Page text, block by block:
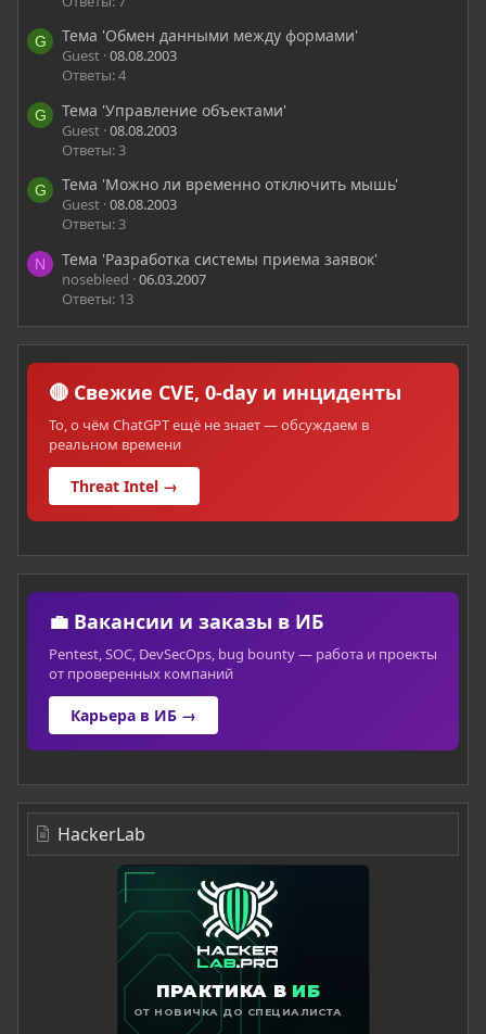
G Тема 'Обмен данными между формами'
Guest 08.08.2003
Ответы: 4
G Тема 'Управление объектами'
Guest 08.08.2003
Ответы: 3
G Тема 'Можно ли временно отключить мышь'
Guest 08.08.2003
Ответы: 3
N Тема 'Разработка системы приема заявок'
nosebleed 06.03.2007
Ответы: 13
🔴 Свежие CVE, 0-day и инциденты
То, о чём ChatGPT ещё не знает — обсуждаем в
реальном времени
Threat Intel →
💼 Вакансии и заказы в ИБ
Pentest, SOC, DevSecOps, bug bounty — работа и проекты
от проверенных компаний
Карьера в ИБ →
HackerLab